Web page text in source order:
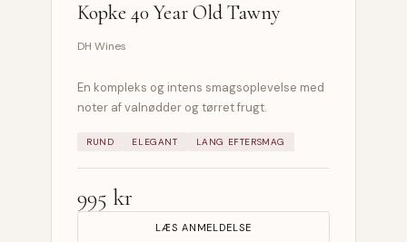
Kopke 40 Year Old Tawny
DH Wines
En kompleks og intens smagsoplevelse med
noter af valnødder og tørret frugt.
RUND ELEGANT LANG EFTERSMAG
995 kr
LÆS ANMELDELSE